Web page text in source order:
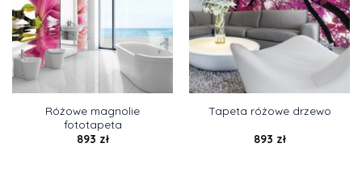
Różowe magnolie
fototapeta
893 zł
Tapeta różowe drzewo
893 zł